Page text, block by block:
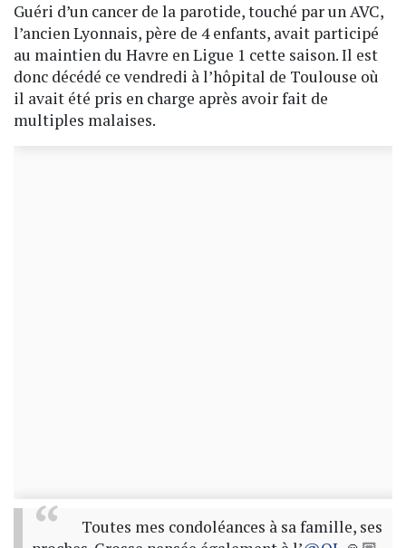
Guéri d’un cancer de la parotide, touché par un AVC,
l’ancien Lyonnais, père de 4 enfants, avait participé
au maintien du Havre en Ligue 1 cette saison. Il est
donc décédé ce vendredi à l’hôpital de Toulouse où
il avait été pris en charge après avoir fait de
multiples malaises.
Toutes mes condoléances à sa famille, ses